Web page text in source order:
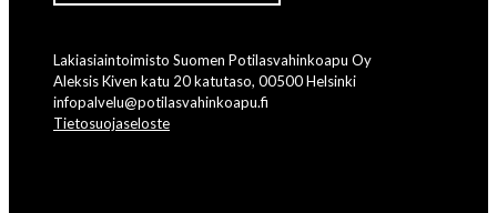
Lakiasiaintoimisto Suomen Potilasvahinkoapu Oy
Aleksis Kiven katu 20 katutaso, 00500 Helsinki
infopalvelu@potilasvahinkoapu.fi
Tietosuojaseloste